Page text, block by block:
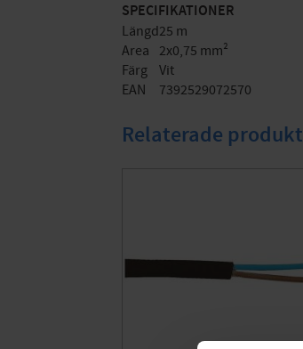
SPECIFIKATIONER
Längd25 m
Area
2x0,75 mm²
Färg
Vit
EAN
7392529072570
Relaterade